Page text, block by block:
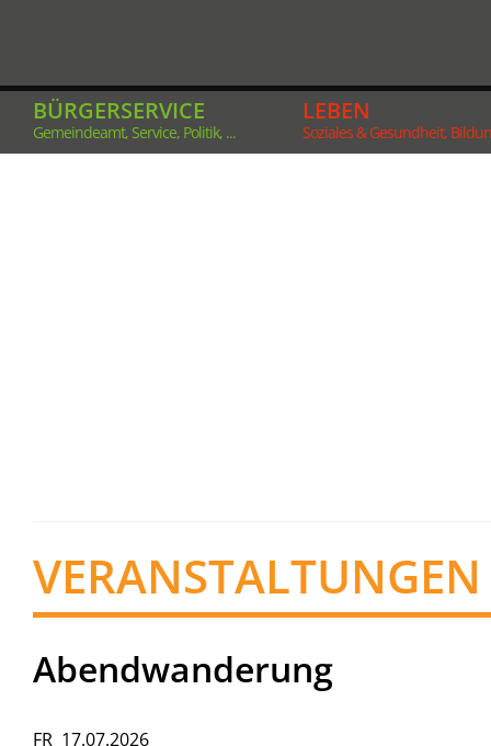
BÜRGERSERVICE
Gemeindeamt, Service, Politik, ...
LEBEN
Soziales & Gesundheit,
VERANSTALTUNGEN
Abendwanderung
FR 17.07.2026